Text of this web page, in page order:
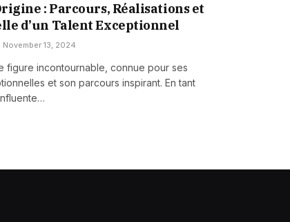
: Parcours, Réalisations et
d’un Talent Exceptionnel
November 13, 2024
figure incontournable, connue pour ses
et son parcours inspirant. En tant